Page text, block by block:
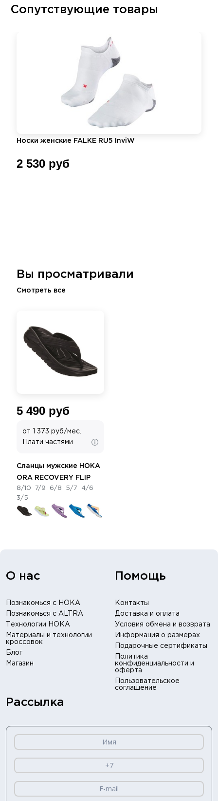
Сопутствующие товары
Носки женские FALKE RU5 InviW
2 530 руб
Вы просматривали
Смотреть все
5 490 руб
от 1 373 руб/мес.
Плати частями
Сланцы мужские HOKA
ORA RECOVERY FLIP
8/10 7/9 6/8 5/7
4/6
3/5
О нас
Познакомься с HOKA
Познакомься с ALTRA
Технологии HOKA
Материалы и технологии
кроссовок
Блог
Магазин
Помощь
Контакты
Доставка и оплата
Условия обмена и возврата
Информация о размерах
Подарочные сертификаты
Политика
конфиденциальности и
оферта
Пользовательское
соглашение
Рассылка